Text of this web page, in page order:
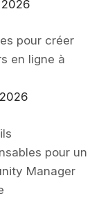
pour créer
en ligne à
pour un
Manager